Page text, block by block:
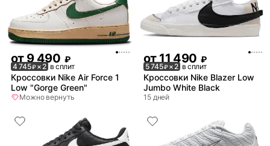
от9 490 ₽
4 745₽× 2 в сплит
Кроссовки Nike Air Force 1
Low "Gorge Green"
Можно вернуть
от11 490 ₽
5 745₽× 2 в сплит
Кроссовки Nike Blazer Low
Jumbo White Black
15 дней